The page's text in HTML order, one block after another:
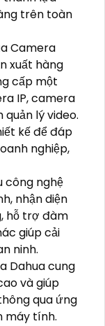
trên toàn
Camera
xuất hàng
cấp một
IP, camera
quản lý video.
kế để đáp
nghiệp,
công nghệ
nhận diện
hỗ trợ đàm
giúp cải
ninh.
Dahua cung
và giúp
qua ứng
máy tính.